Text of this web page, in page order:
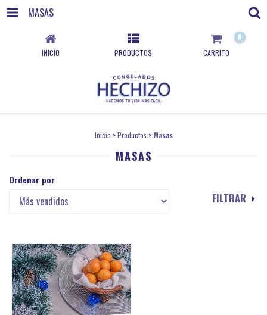
MASAS
INICIO PRODUCTOS CARRITO
0
Inicio > Productos > Masas
MASAS
Ordenar por
FILTRAR